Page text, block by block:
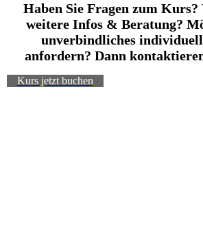
Haben Sie Fragen zum Kurs?
weitere Infos & Beratung?
unverbindliches
anfordern? Dann
Kurs jetzt buchen